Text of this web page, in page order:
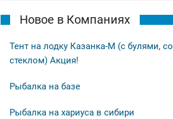
Новое в Компаниях
Тент на лодку Казанка-М (с булями, со
стеклом) Акция!
Рыбалка на базе
Рыбалка на хариуса в сибири